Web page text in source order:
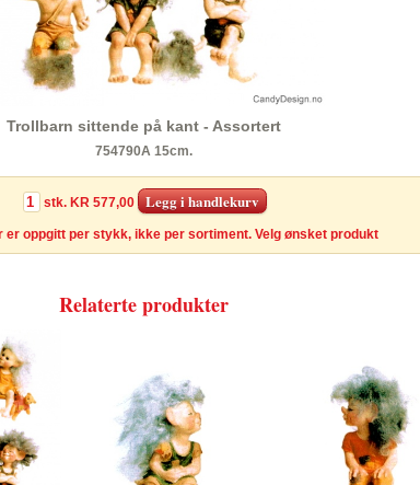
Trollbarn sittende på kant - Assortert
754790A 15cm.
stk. KR 577,00
er oppgitt per stykk, ikke per sortiment. Velg ønsket produkt
Relaterte produkter